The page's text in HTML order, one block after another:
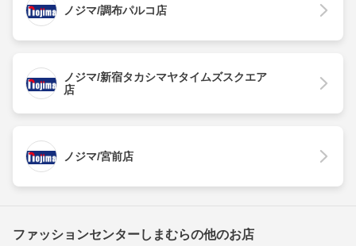
ノジマ/調布パルコ店
ノジマ/新宿タカシマヤタイムズスクエア
店
ノジマ/宮前店
ファッションセンターしまむらの他のお店